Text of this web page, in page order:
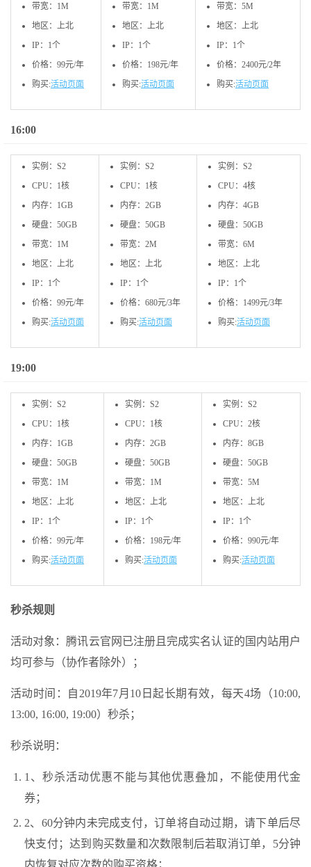
带宽：1M
地区：上北
IP：1个
价格：99元/年
购买:活动页面
带宽：1M
地区：上北
IP：1个
价格：198元/年
购买:活动页面
带宽：5M
地区：上北
IP：1个
价格：2400元/2年
购买:活动页面
16:00
实例：S2
CPU：1核
内存：1GB
硬盘：50GB
带宽：1M
地区：上北
IP：1个
价格：99元/年
购买:活动页面
实例：S2
CPU：1核
内存：2GB
硬盘：50GB
带宽：2M
地区：上北
IP：1个
价格：680元/3年
购买:活动页面
实例：S2
CPU：4核
内存：4GB
硬盘：50GB
带宽：6M
地区：上北
IP：1个
价格：1499元/3年
购买:活动页面
19:00
实例：S2
CPU：1核
内存：1GB
硬盘：50GB
带宽：1M
地区：上北
IP：1个
价格：99元/年
购买:活动页面
实例：S2
CPU：1核
内存：2GB
硬盘：50GB
带宽：1M
地区：上北
IP：1个
价格：198元/年
购买:活动页面
实例：S2
CPU：2核
内存：8GB
硬盘：50GB
带宽：5M
地区：上北
IP：1个
价格：990元/年
购买:活动页面
秒杀规则
活动对象： 腾讯云官网已注册且完成实名认证的国内站用户
均可参与（协作者除外）；
活动时间：自2019年7月10日起长期有效，每天4场（10:00,
13:00, 16:00, 19:00）秒杀；
秒杀说明：
1、秒杀活动优惠不能与其他优惠叠加，不能使用代金
券；
2、60分钟内未完成支付，订单将自动过期，请下单后尽
快支付；达到购买数量和次数限制后若取消订单，5分钟
内恢复对应次数的购买资格；